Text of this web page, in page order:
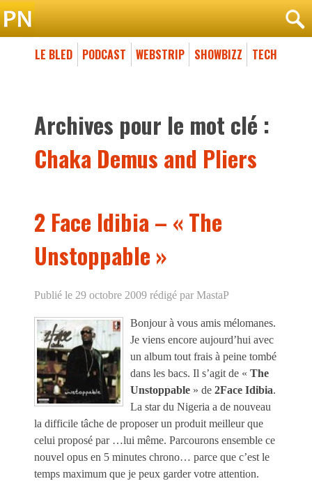
LE BLED PODCAST WEBSTRIP SHOWBIZZ TECH
Archives pour le mot clé :
Chaka Demus and Pliers
2 Face Idibia – « The
Unstoppable »
Publié le 29 octobre 2009 rédigé par MastaP
Bonjour à vous amis mélomanes.
Je viens encore aujourd’hui avec
un album tout frais à peine tombé
dans les bacs. Il s’agit de « The
Unstoppable » de 2Face Idibia.
La star du Nigeria a de nouveau
la difficile tâche de proposer un produit meilleur que
celui proposé par …lui même. Parcourons ensemble ce
nouvel opus en 5 minutes chrono… parce que c’est le
temps maximum que je peux garder votre attention.